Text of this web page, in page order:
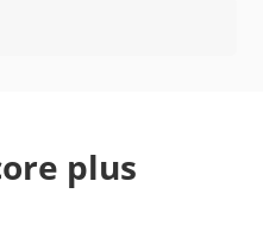
plus